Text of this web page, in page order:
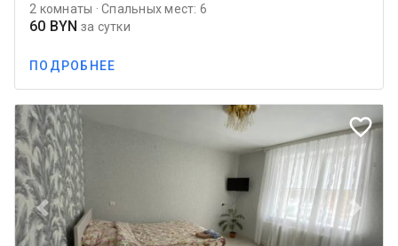
2 комнаты · Спальных мест: 6
60 BYN за сутки
ПОДРОБНЕЕ
favorite_border
Previous Next